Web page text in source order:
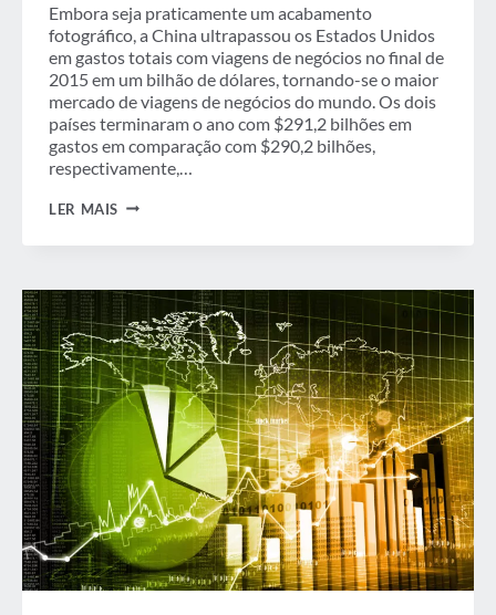
Embora seja praticamente um acabamento
fotográfico, a China ultrapassou os Estados Unidos
em gastos totais com viagens de negócios no final de
2015 em um bilhão de dólares, tornando-se o maior
mercado de viagens de negócios do mundo. Os dois
países terminaram o ano com $291,2 bilhões em
gastos em comparação com $290,2 bilhões,
respectivamente,…
LER MAIS CHINA
COMO
O
MAIOR
MERCADO
DE
VIAGENS
DE
NEGÓCIOS
MUNDO